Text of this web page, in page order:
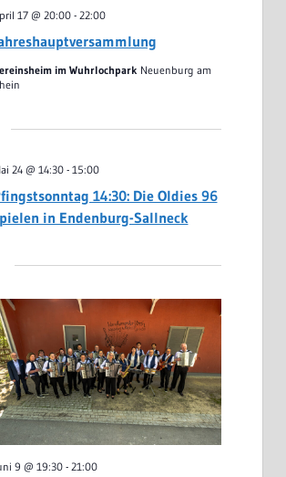
17 @ 20:00- 22:00
im Wuhrlochpark Neuenburg am
14:30: Die Oldies 96
in Endenburg-Sallneck
24 @ 14:30- 15:00
9 @ 19:30- 21:00